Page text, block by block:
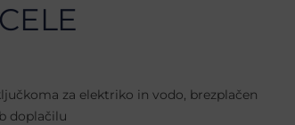
za elektriko in vodo, brezplačen
doplačilu